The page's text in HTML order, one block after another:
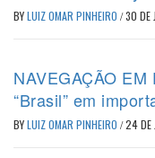
BYLUIZ OMAR PINHEIRO /30 DE
NAVEGAÇÃO
“Brasil” em
BYLUIZ OMAR PINHEIRO /24 DE